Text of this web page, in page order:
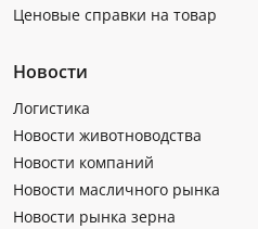
Ценовые справки на товар
Новости
Логистика
Новости животноводства
Новости компаний
Новости масличного рынка
Новости рынка зерна